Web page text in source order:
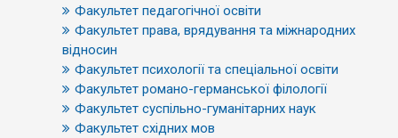
Факультет педагогічної освіти
Факультет права, врядування та міжнародних
відносин
Факультет психології та спеціальної освіти
Факультет романо-германської філології
Факультет суспільно-гуманітарних наук
Факультет східних мов